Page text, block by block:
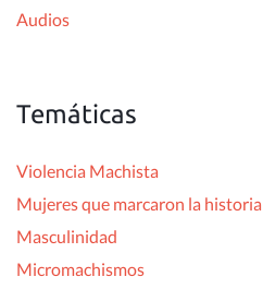
Audios
Temáticas
Violencia Machista
Mujeres que marcaron la historia
Masculinidad
Micromachismos